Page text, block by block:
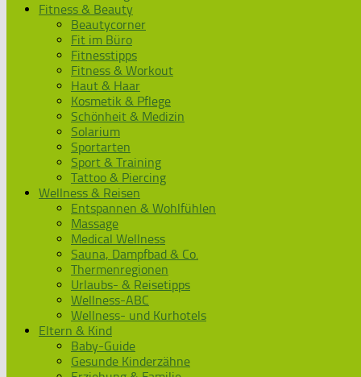
Fitness & Beauty
Beautycorner
Fit im Büro
Fitnesstipps
Fitness & Workout
Haut & Haar
Kosmetik & Pflege
Schönheit & Medizin
Solarium
Sportarten
Sport & Training
Tattoo & Piercing
Wellness & Reisen
Entspannen & Wohlfühlen
Massage
Medical Wellness
Sauna, Dampfbad & Co.
Thermenregionen
Urlaubs- & Reisetipps
Wellness-ABC
Wellness- und Kurhotels
Eltern & Kind
Baby-Guide
Gesunde Kinderzähne